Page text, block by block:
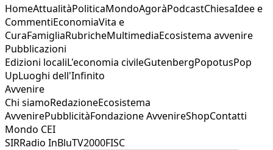
HomeAttualitàPoliticaMondoAgoràPodcastChiesaIdee e
CommentiEconomiaVita e
CuraFamigliaRubricheMultimediaEcosistema avvenire
Pubblicazioni
Edizioni localiL'economia civileGutenbergPopotusPop
UpLuoghi dell'Infinito
Avvenire
Chi siamoRedazioneEcosistema
AvvenirePubblicitàFondazione AvvenireShopContatti
Mondo CEI
SIRRadio InBluTV2000FISC